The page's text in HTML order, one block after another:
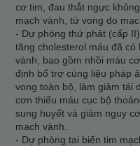
cơ tim, đau thắt ngực
mạch vành, tử vong do
- Dự phòng thứ phát (cấp
tăng cholesterol máu đã
vành, bao gồm nhồi máu
định bổ trợ cùng liệu pháp
vong toàn bộ, làm giảm tái
cơn thiếu máu cục bộ
sung huyết và giảm nguy
mạch vành.
- Dự phòng tai biến tim